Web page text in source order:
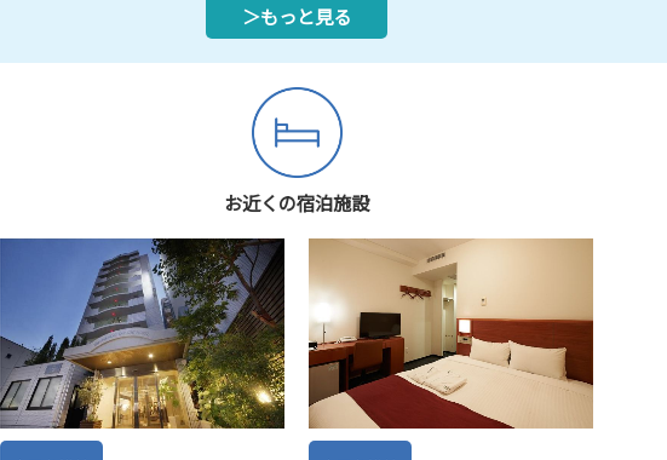
＞もっと見る
お近くの宿泊施設